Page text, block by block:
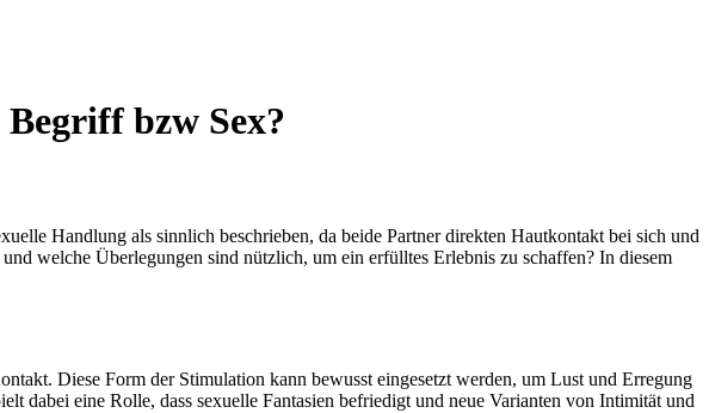
bzw Sex?
Handlung als sinnlich beschrieben, da beide Partner direkten Hautkontakt bei sich und
welche Überlegungen sind nützlich, um ein erfülltes Erlebnis zu schaffen? In diesem
Diese Form der Stimulation kann bewusst eingesetzt werden, um Lust und Erregung
dabei eine Rolle, dass sexuelle Fantasien befriedigt und neue Varianten von Intimität und